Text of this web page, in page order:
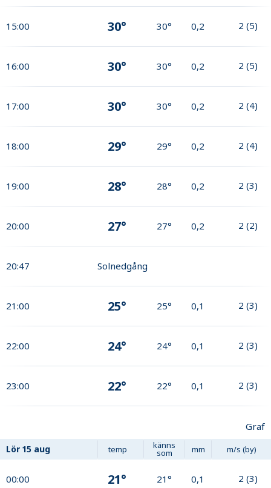
15:00 30° 30° 0,2 2 (5)
16:00 30° 30° 0,2 2 (5)
17:00 30° 30° 0,2 2 (4)
18:00 29° 29° 0,2 2 (4)
19:00 28° 28° 0,2 2 (3)
20:00 27° 27° 0,2 2 (2)
20:47 Solnedgång
21:00 25° 25° 0,1 2 (3)
22:00 24° 24° 0,1 2 (3)
23:00 22° 22° 0,1 2 (3)
Graf
Lör 15 aug temp känns
som mm m/s (by)
00:00 21° 21° 0,1 2 (3)